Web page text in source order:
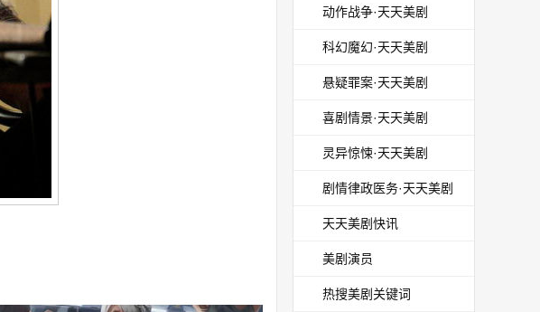
动作战争·天天美剧
科幻魔幻·天天美剧
悬疑罪案·天天美剧
喜剧情景·天天美剧
灵异惊悚·天天美剧
剧情律政医务·天天美剧
天天美剧快讯
美剧演员
热搜美剧关键词